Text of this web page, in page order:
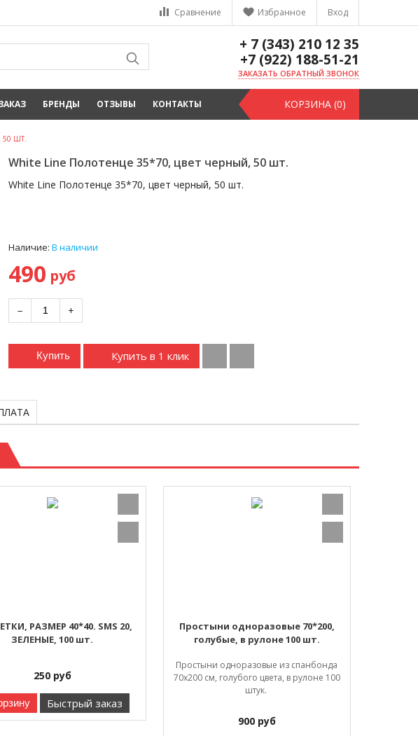
Вход
Избранное
Сравнение
+ 7 (343) 210 12 35
+7 (922) 188-51-21
ЗАКАЗАТЬ ОБРАТНЫЙ ЗВОНОК
БРЕНДЫ ОТЗЫВЫ КОНТАКТЫ КОРЗИНА (0)
50 ШТ.
White Line Полотенце 35*70, цвет черный, 50 шт.
White Line Полотенце 35*70, цвет черный, 50 шт.
Наличие: В наличии
490 руб
− +
Купить Купить в 1 клик
РАЗМЕР 40*40. SMS 20,
ЗЕЛЕНЫЕ, 100 шт.
250руб
Быстрый заказ
Простыни одноразовые 70*200,
голубые, в рулоне 100 шт.
Простыни одноразовые из спанбонда
70х200 см, голубого цвета, в рулоне 100
штук.
900руб